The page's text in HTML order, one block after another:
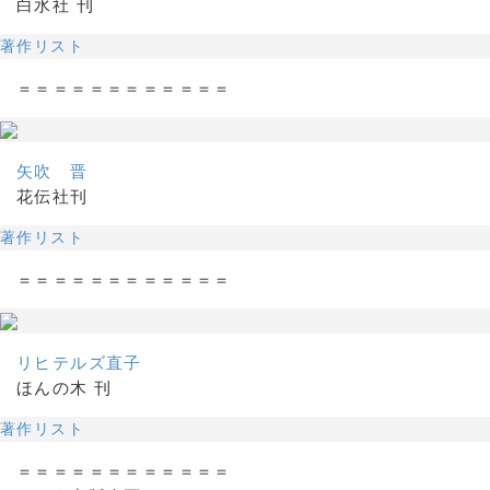
白水社 刊
著作リスト
＝＝＝＝＝＝＝＝＝＝＝＝
矢吹 晋
花伝社刊
著作リスト
＝＝＝＝＝＝＝＝＝＝＝＝
リヒテルズ直子
ほんの木 刊
著作リスト
＝＝＝＝＝＝＝＝＝＝＝＝